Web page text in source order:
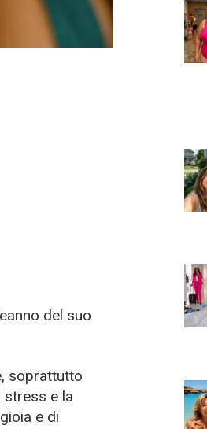
del suo
soprattutto
stress e la
e di